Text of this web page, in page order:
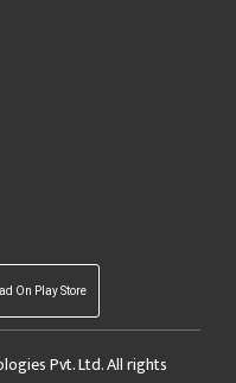
On Play Store
Pvt. Ltd. All rights